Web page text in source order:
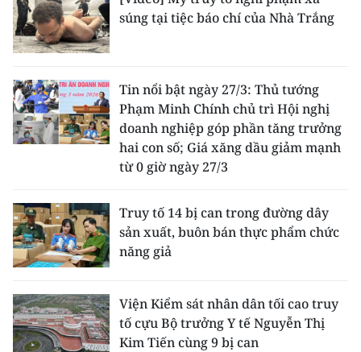
RADIO
MEDIA CENTER
E-Magazine
Video
Media Kinh tế
Media Văn hóa
Media Xã hội
Media Pháp luật
súng tại tiệc báo chí của Nhà Trắng
Tin nổi bật ngày 27/3: Thủ tướng
Phạm Minh Chính chủ trì Hội nghị
doanh nghiệp góp phần tăng trưởng
hai con số; Giá xăng dầu giảm mạnh
từ 0 giờ ngày 27/3
Truy tố 14 bị can trong đường dây
sản xuất, buôn bán thực phẩm chức
năng giả
Viện Kiểm sát nhân dân tối cao truy
tố cựu Bộ trưởng Y tế Nguyễn Thị
Kim Tiến cùng 9 bị can